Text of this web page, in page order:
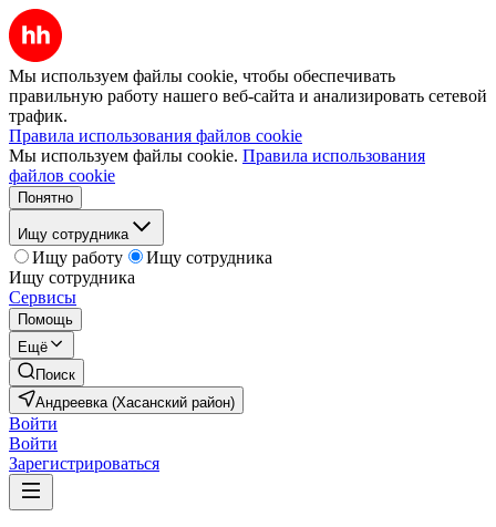
Мы используем файлы cookie, чтобы обеспечивать
правильную работу нашего веб-сайта и анализировать сетевой
трафик.
Правила использования файлов cookie
Мы используем файлы cookie. Правила использования
файлов cookie
Понятно
Ищу сотрудника
Ищу работу
Ищу сотрудника
Ищу сотрудника
Сервисы
Помощь
Ещё
Поиск
Андреевка (Хасанский район)
Войти
Войти
Зарегистрироваться